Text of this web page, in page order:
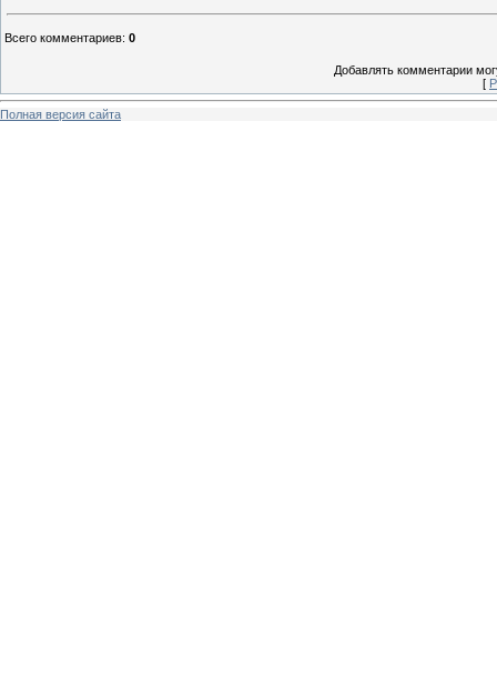
Всего комментариев: 0
Добавлять комментарии
[
Полная версия сайта